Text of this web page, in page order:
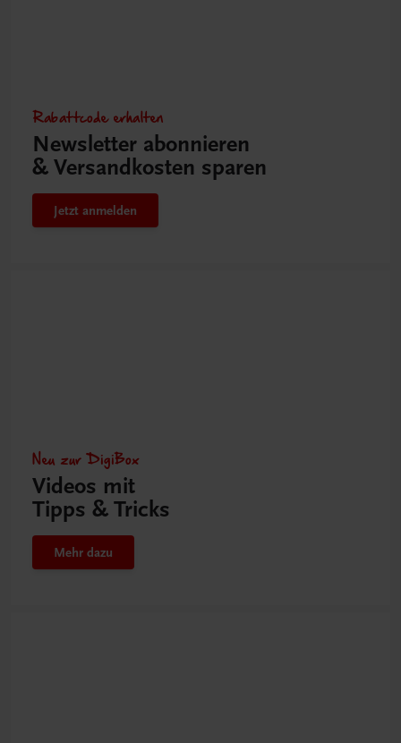
Rabattcode erhalten
Newsletter abonnieren
& Versandkosten sparen
Jetzt anmelden
Neu zur DigiBox
Videos mit
Tipps & Tricks
Mehr dazu